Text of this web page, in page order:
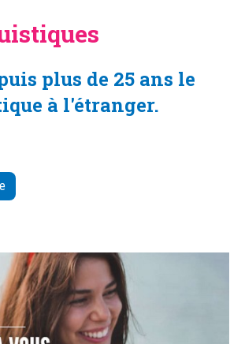
plus de 25 ans le
à l'étranger.